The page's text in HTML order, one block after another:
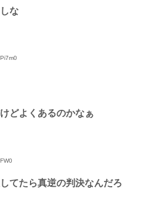
な
どよくあるのかなぁ
てたら真逆の判決なんだろ